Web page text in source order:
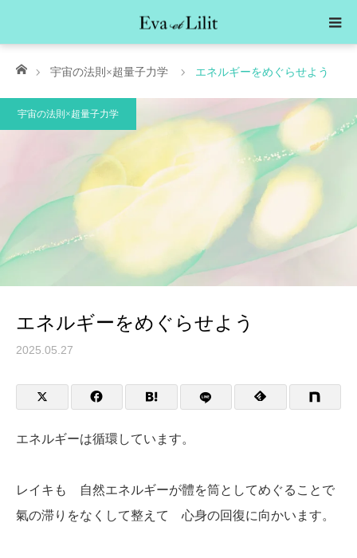
ホーム宇宙の法則×超量子力学 エネルギーをめぐらせよう
宇宙の法則×超量子力学
エネルギーをめぐらせよう
2025.05.27
エネルギーは循環しています。
レイキも 自然エネルギーが體を筒としてめぐることで
氣の滞りをなくして整えて 心身の回復に向かいます。